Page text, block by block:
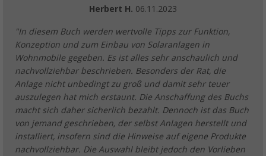
Herbert H. 06.11.2023
"In diesem Buch werden wertvolle Tipps zur Funktion,
Konzeption und zum Einbau von Solaranlagen in
Wohnmobile gegeben. Es ist alles sehr anschaulich und
nachvollziehbar beschrieben. Besonders der Rat, die
Anlage nicht unbedingt zu groß und damit sehr teuer
auszulegen hat mich erstaunt. Die Anschaffung des Buchs
macht sich daher sicherlich bezahlt. Dennoch ist das Buch
von jemand geschrieben, der selbst Anlagen herstellt und
installiert, insofern sind die Hinweise auf eigene Produkte
nachvollziehbar. Die Auswahl bleibt jedoch den Vorlieben